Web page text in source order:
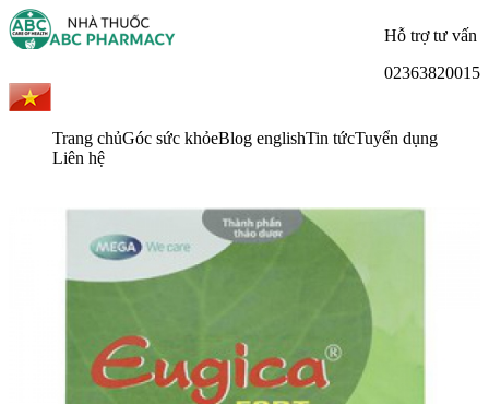
Hỗ trợ tư vấn
02363820015
Trang chủGóc sức khỏeBlog englishTin tứcTuyển dụng
Liên hệ